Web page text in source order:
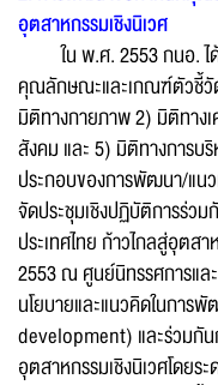
อุตสาหกรรมเชิงนิเวศ
ใน พ.ศ. 2553 กนอ. ไ
คุณลักษณะและเกณฑ์ตัวชี้วั
มิติทางกายภาพ 2) มิติทาง
สังคม และ 5) มิติทางการ
ประกอบของการพัฒนา/แน
จัดประชุมเชิงปฏิบัติการร่ว
ประเทศไทย ก้าวไกลสู่อุตส
2553 ณ ศูนย์นิทรรศการแล
นโยบายและแนวคิดในการ
development) และร่วมกั
อุตสาหกรรมเชิงนิเวศโดย